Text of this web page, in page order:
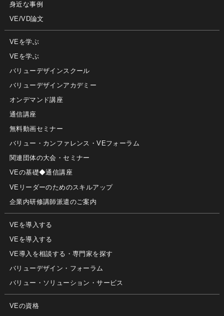
身近な事例
VE/VD論文
VEを学ぶ
VEを学ぶ
バリューデザインスクール
バリューデザインアカデミー
オンデマンド講座
通信講座
無料動画セミナー
バリュー・カンファレンス・VEフォーラム
関連団体の大会・セミナー
VEの基礎◆通信講座
VEリーダーのためのスキルアップ
企業内研修講師派遣のご案内
VEを導入する
VEを導入する
VE導入を相談する・専門家を探す
バリューデザイン・フォーラム
バリュー・ソリューション・サービス
VEの資格